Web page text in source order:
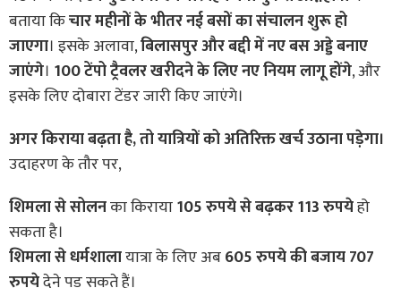
बताया किचार महीनों के भीतर नई बसों का संचालन शुरू हो
जाएगा। इसके अलावा,बिलासपुर और बद्दी में नए बस अड्डे बनाए
जाएंगे। 100 टेंपो ट्रैवलर खरीदने के लिए नए नियम लागू होंगे, और
इसके लिए दोबारा टेंडर जारी किए जाएंगे।
अगर किराया बढ़ता है, तो यात्रियों को अतिरिक्त खर्च उठाना पड़ेगा।
उदाहरण के तौर पर,
शिमला से सोलनका किराया105 रुपये से बढ़कर 113 रुपयेहो
सकता है।
शिमला से धर्मशालायात्रा के लिए अब605 रुपये की बजाय 707
रुपयेदेने पड़ सकते हैं।